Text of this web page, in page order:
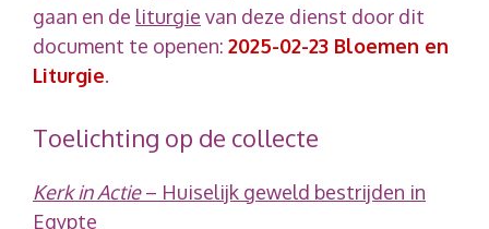
gaan en de liturgie van deze dienst door dit
document te openen: 2025-02-23 Bloemen en
Liturgie.
Toelichting op de collecte
Kerk in Actie– Huiselijk geweld bestrijden in
Egypte